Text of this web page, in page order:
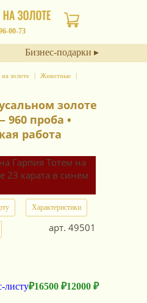
00-73
Бизнес-подарки ▸
золоте
Животные
золоте
960 проба •
работа
Характеристики
арт. 49501
12000 ₽
16500 ₽
₽
листу